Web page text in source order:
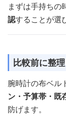
まずは手持ちの
認することが選
比較前に整
腕時計の布ベル
ン・予算帯・既
防げます。